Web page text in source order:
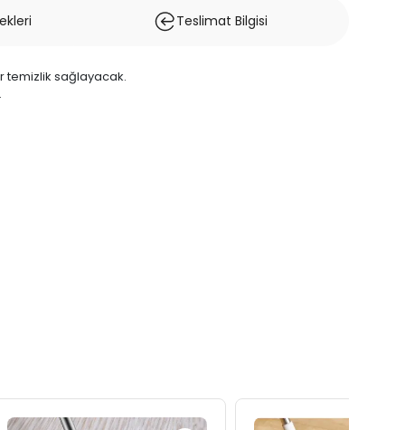
Teslimat Bilgisi
temizlik sağlayacak.